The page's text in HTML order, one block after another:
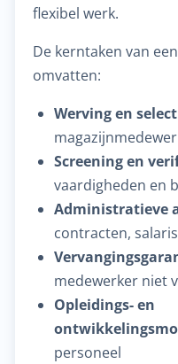
flexibel werk.
De kerntaken van
omvatten:
Werving en
Screening en
vaardigheden en
Administratieve
contracten,
medewerker niet
Opleidings- en
personeel